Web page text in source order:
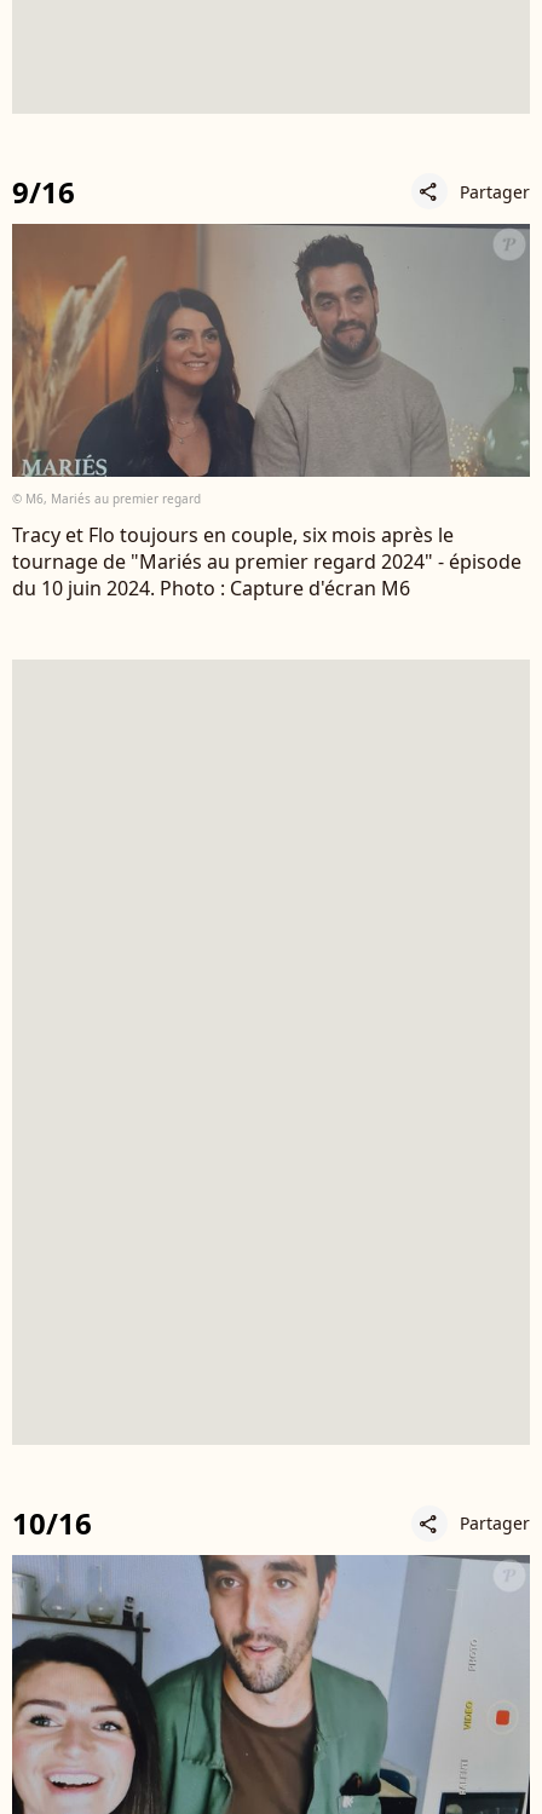
9/16 share Partager
© M6, Mariés au premier regard
Tracy et Flo toujours en couple, six mois après le
tournage de "Mariés au premier regard 2024" - épisode
du 10 juin 2024. Photo : Capture d'écran M6
10/16 share Partager